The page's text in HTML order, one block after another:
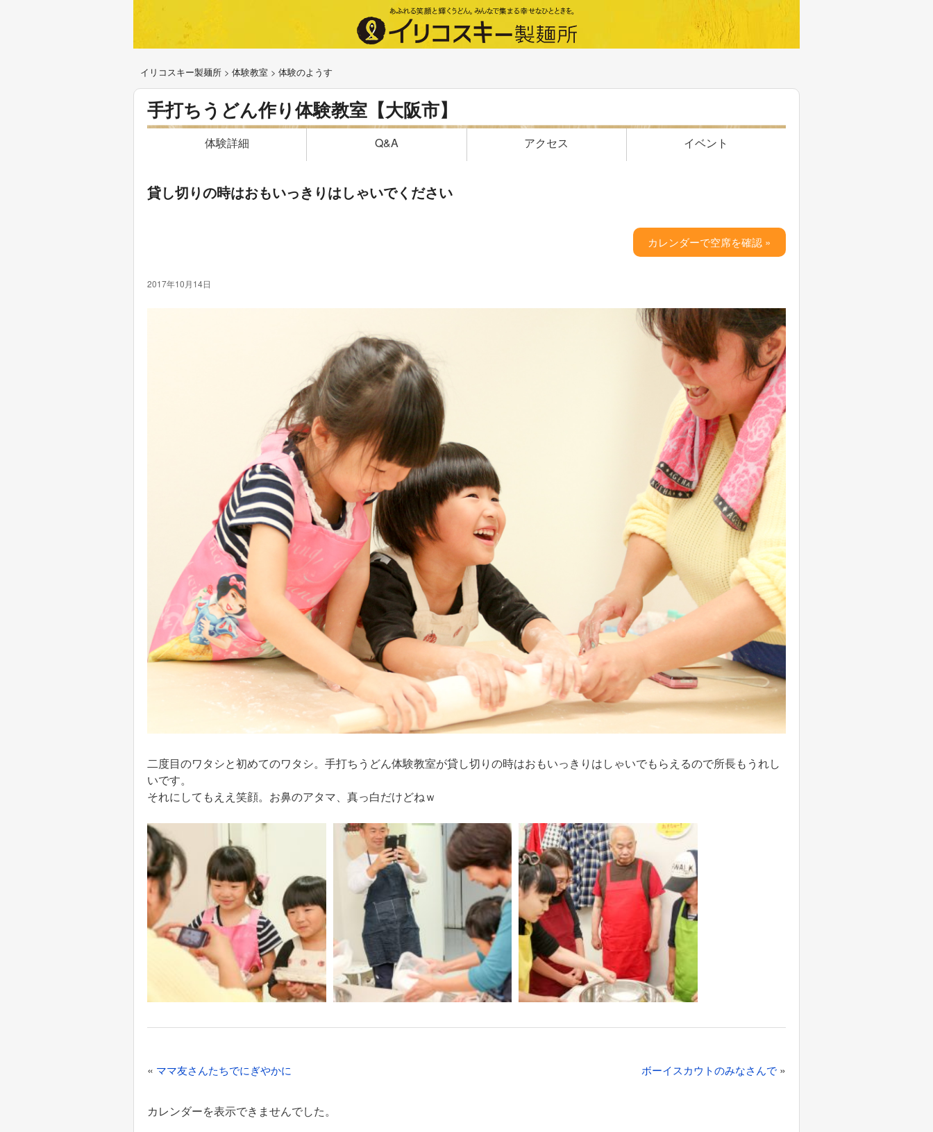
イリコスキー製麺所 > 体験教室 > 体験のようす
手打ちうどん作り体験教室【大阪市】
体験詳細 Q&A アクセス イベント
貸し切りの時はおもいっきりはしゃいでください
カレンダーで空席を確認 »
2017年10月14日
二度目のワタシと初めてのワタシ。手打ちうどん体験教室が貸し切りの時はおもいっきりはしゃいでもらえるので所長もうれし
いです。
それにしてもええ笑顔。お鼻のアタマ、真っ白だけどねｗ
投
ナ
ボーイスカウトのみなさんで»
« ママ友さんたちでにぎやかに
カレンダーを表示できませんでした。